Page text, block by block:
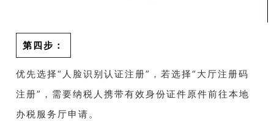
第四步：
优先选择“人脸识别认证注册”，若选择“大厅注册码
注册”，需要纳税人携带有效身份证件原件前往本地
办税服务厅申请。